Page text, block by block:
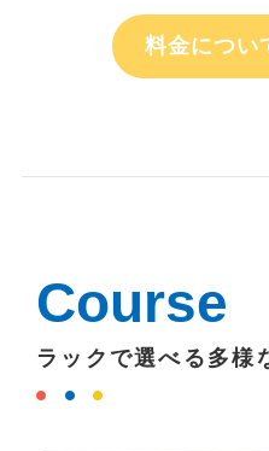
料金につい
Course
ラックで選べる多様